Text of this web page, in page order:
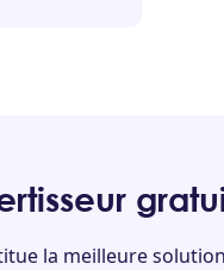
la meilleure